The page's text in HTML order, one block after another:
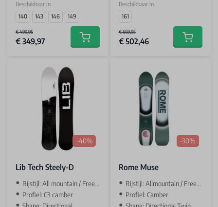
Beschikbaar in
140
143 146 149
€ 499,95
€ 349,97 Add to cart
Beschikbaar in
161
€ 669,95
€ 502,46 Add to
-40%
Lib Tech Steely-D
Rijstijl: All mountain / Freeride
Profiel: C3 camber
-30%
Rome Muse
Rijstijl: Allmountain / Freestyle
Profiel: Camber